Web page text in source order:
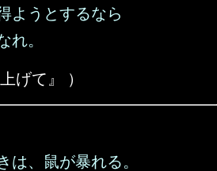
ようとするなら
れ。
げて』 ）
は、鼠が暴れる。